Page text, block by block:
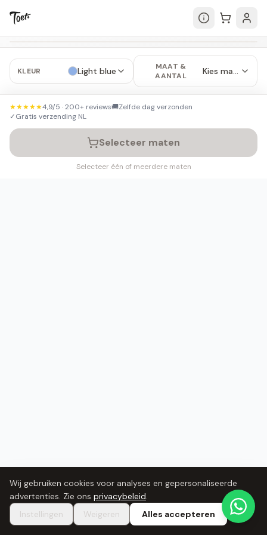
KLEUR Light blue
MAAT &
AANTAL
Kies maten
★★★★★4,9/5 · 200+ reviews🚚Zelfde dag verzonden
✓Gratis verzending NL
Selecteer maten
Selecteer één of meerdere maten
Wij gebruiken cookies voor analyses en gepersonaliseerde
advertenties. Zie ons privacybeleid.
Instellingen
Weigeren Alles accepteren